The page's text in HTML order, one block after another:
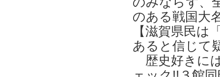
のある戦国大
【滋賀県民は
あると信じて
歴史好きに